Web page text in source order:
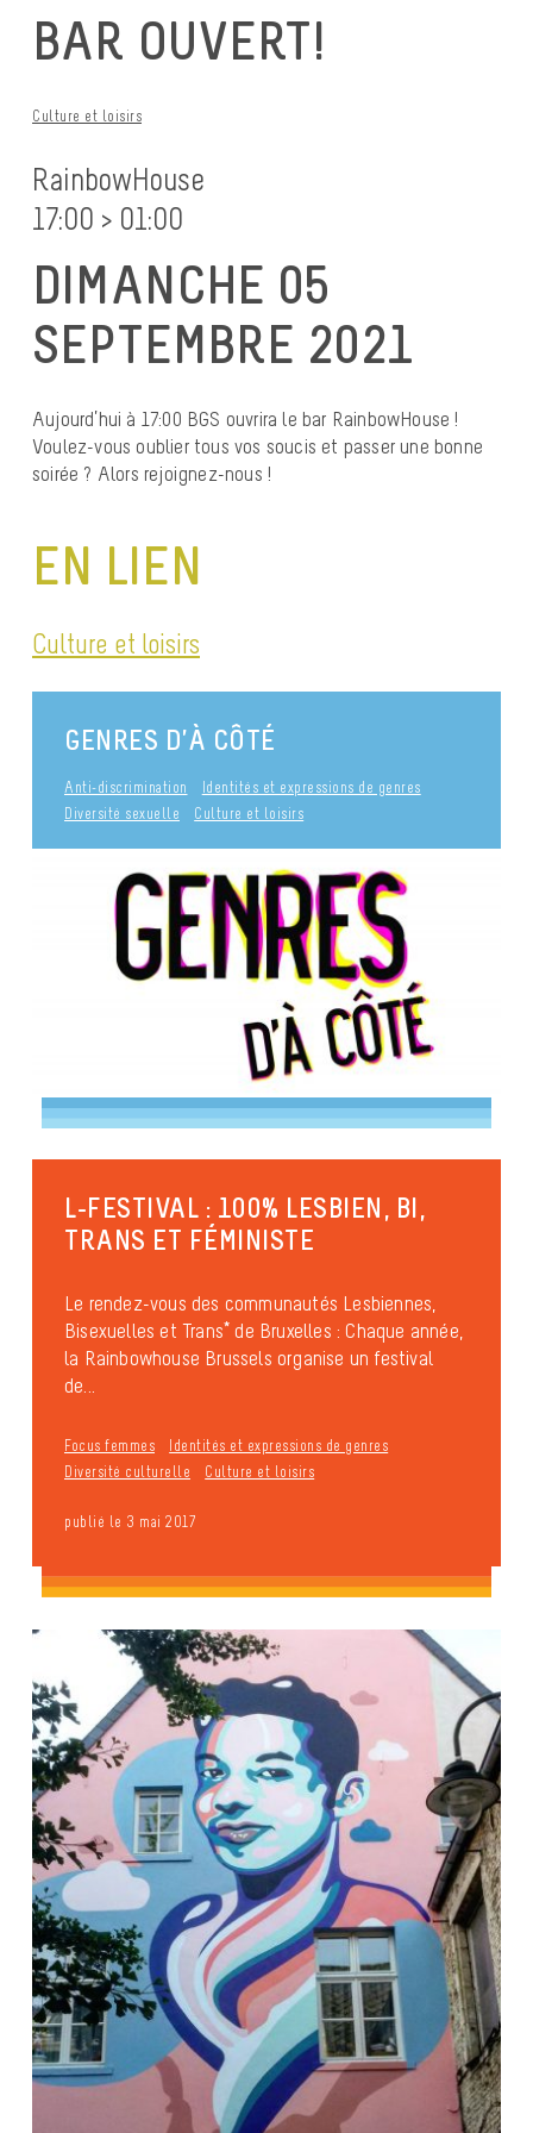
BAR OUVERT!
Culture et loisirs
RainbowHouse
17:00 > 01:00
DIMANCHE 05
SEPTEMBRE 2021
Aujourd’hui à 17:00 BGS ouvrira le bar RainbowHouse !
Voulez-vous oublier tous vos soucis et passer une bonne
soirée ? Alors rejoignez-nous !
EN LIEN
Culture et loisirs
GENRES D’À CÔTÉ
Anti-discrimination
Identités et expressions de genres
Diversité sexuelle
Culture et loisirs
L-FESTIVAL : 100% LESBIEN, BI,
TRANS ET FÉMINISTE
Le rendez-vous des communautés Lesbiennes,
Bisexuelles et Trans* de Bruxelles : Chaque année,
la Rainbowhouse Brussels organise un festival
de...
Focus femmes
Identités et expressions de genres
Diversité culturelle
Culture et loisirs
publié le 3 mai 2017